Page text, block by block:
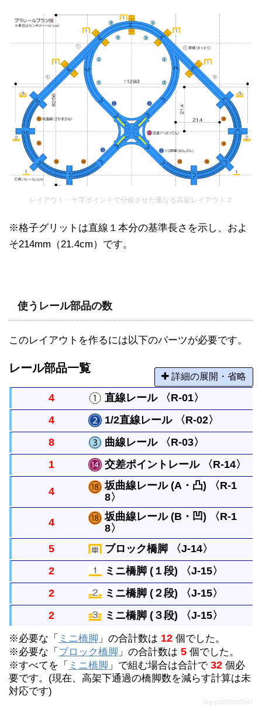
レイアウト・十字ポイントで分岐させた重なる高架レイアウト２
※格子グリットは直線１本分の基準長さを示し、およ
そ214mm（21.4cm）です。
使うレール部品の数
このレイアウトを作るには以下のパーツが必要です。
レール部品一覧
詳細の展開・省略
4 直線レール 〈R-01〉
まっすぐなレールですべてのレールの基本になる長
さです。
4 1/2直線レール 〈R-02〉
直線レールの半分の長さのまっすぐなレールです。
8 曲線レール 〈R-03〉
曲がったレールで半径は直線レール１本と同じで
す。円には８本必要です。
1 交差ポイントレール 〈R-14〉
レールを十字に交差させるレールで、1/2直線を２
本つなぐと曲線レール２本と同じ長さにできます。
4
坂曲線レール (A・凸) 〈R-1
8〉
曲線レールと同じ長さで１本ずつ坂を作るレールで
す。ブロック橋脚１個の高さに上げるには４本必要
です。
4
坂曲線レール (B・凹) 〈R-1
8〉
曲線レールと同じ長さで１本ずつ坂を作るレールで
す。ブロック橋脚１個の高さに上げるには４本必要
5 ブロック橋脚 〈J-14〉
単線の高架をつくるときにレールをささえます。上
に何段も重ねることができます。
2 ミニ橋脚 (１段) 〈J-15〉
坂曲線レールの下において使います。４個重ねると
ブロック橋脚の代わりになります。（重ねた個数別
で表示しています。）
2 ミニ橋脚 (２段) 〈J-15〉
ブロック橋脚の代わりになります。（重ねた個数別
で表示しています。）
2 ミニ橋脚 (３段) 〈J-15〉
坂曲線レールの下において使います。４個重ねると
ブロック橋脚の代わりになります。（重ねた個数別
で表示しています。）
※必要な「 ミニ橋脚 」の合計数は 12 個でした。
※必要な「 ブロック橋脚 」の合計数は 5 個でした。
※すべてを「 ミニ橋脚 」で組む場合は合計で 32 個必
要です。(現在、高架下通過の橋脚数を減らす計算は未
対応です)
org-p0000000047